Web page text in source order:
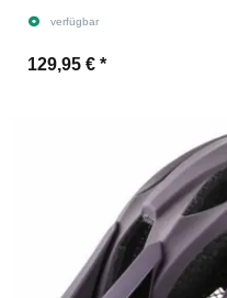
verfügbar
129,95 € *